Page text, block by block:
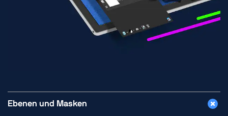
Ebenen und Masken